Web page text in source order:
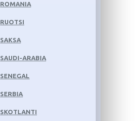
ROMANIA
RUOTSI
SAKSA
SAUDI-ARABIA
SENEGAL
SERBIA
SKOTLANTI